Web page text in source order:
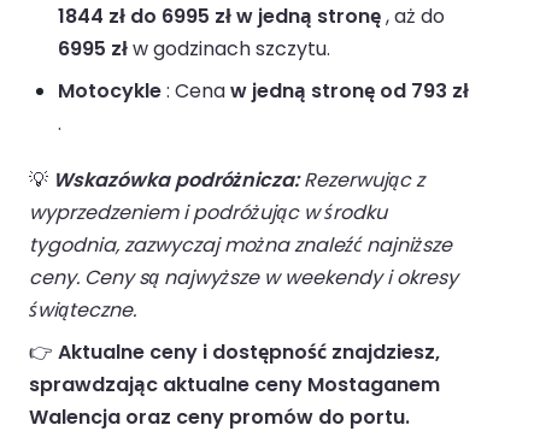
1844 zł do 6995 zł w jedną stronę, aż do
6995 złw godzinach szczytu.
Motocykle: Cenaw jedną stronę od 793 zł
.
💡 Wskazówka podróżnicza:Rezerwując z
wyprzedzeniem i podróżując w środku
tygodnia, zazwyczaj można znaleźć najniższe
ceny. Ceny są najwyższe w weekendy i okresy
świąteczne.
👉 Aktualne ceny i dostępność znajdziesz,
sprawdzając aktualne ceny Mostaganem
Walencja oraz ceny promów do portu.